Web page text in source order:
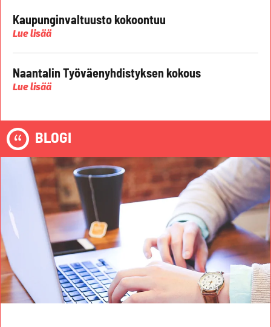
Kaupunginvaltuusto kokoontuu
Lue lisää
Naantalin Työväenyhdistyksen kokous
Lue lisää
BLOGI